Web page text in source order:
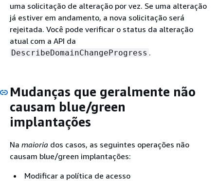
uma solicitação de alteração por vez. Se uma alteração
já estiver em andamento, a nova solicitação será
rejeitada. Você pode verificar o status da alteração
atual com a API da
DescribeDomainChangeProgress .
Mudanças que geralmente não
causam blue/green
implantações
Na maioria dos casos, as seguintes operações não
causam blue/green implantações:
Modificar a política de acesso